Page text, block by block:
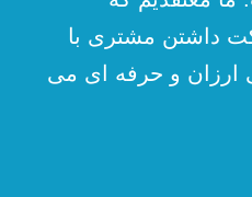
داشتن مشتری با
ارزان و حرفه ای می